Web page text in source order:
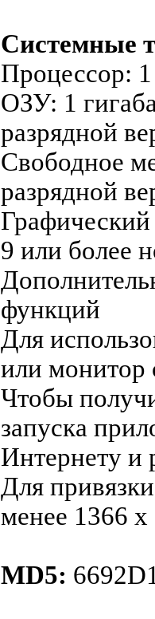
Системные
Процессор:
ОЗУ: 1
разрядной
Свободное
разрядной
9 или более
функций
Для
или монитор
Чтобы
запуска
Интернету и
Для
менее 1366 x
MD5: